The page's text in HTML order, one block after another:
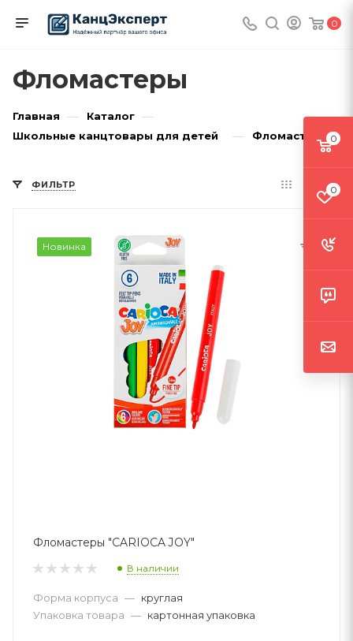
0
Фломастеры
Главная — Каталог —
Школьные канцтовары для детей — Фломастеры
ФИЛЬТР
Новинка
Фломастеры "CARIOCA JOY"
В наличии
Форма корпуса — круглая
Упаковка товара — картонная упаковка
0
0